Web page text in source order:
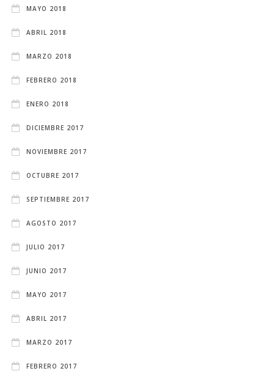
MAYO 2018
ABRIL 2018
MARZO 2018
FEBRERO 2018
ENERO 2018
DICIEMBRE 2017
NOVIEMBRE 2017
OCTUBRE 2017
SEPTIEMBRE 2017
AGOSTO 2017
JULIO 2017
JUNIO 2017
MAYO 2017
ABRIL 2017
MARZO 2017
FEBRERO 2017